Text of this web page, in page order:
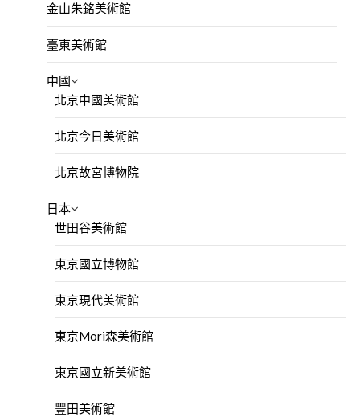
金山朱銘美術館
臺東美術館
中國
北京中國美術館
北京今日美術館
北京故宮博物院
日本
世田谷美術館
東京國立博物館
東京現代美術館
東京Mori森美術館
東京國立新美術館
豐田美術館